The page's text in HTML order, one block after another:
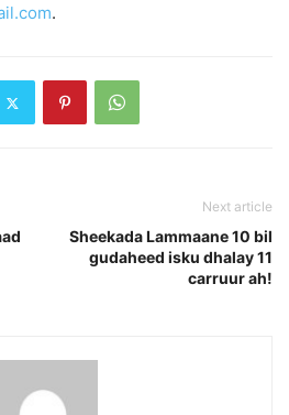
.
Next article
Sheekada Lammaane 10 bil
gudaheed isku dhalay 11
carruur ah!